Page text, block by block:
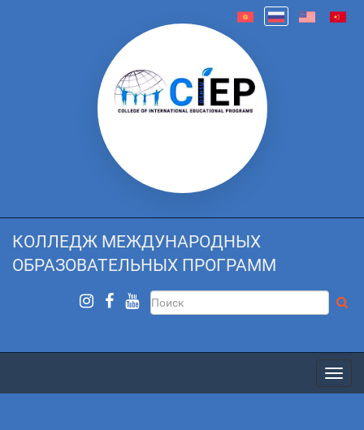
КОЛЛЕДЖ МЕЖДУНАРОДНЫХ
ОБРАЗОВАТЕЛЬНЫХ ПРОГРАММ